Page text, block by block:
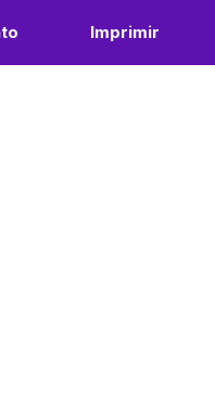
Imprimir